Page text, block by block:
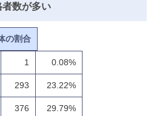
数が多い
の割合
1 0.08%
293 23.22%
376 29.79%